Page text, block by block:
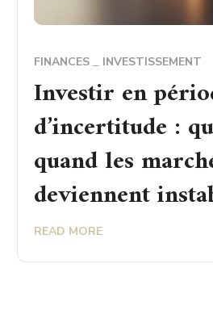
FINANCES INVESTISSEMENT
Investir en
d’incertitude :
quand les
deviennent
READ MORE